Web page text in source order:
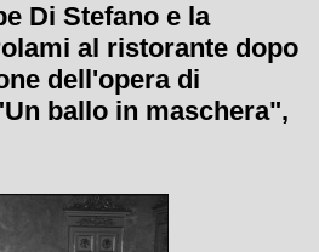
Di Stefano e la
al ristorante dopo
dell'opera di
ballo in maschera",
Wallmann con la
la stagione
Teatro alla Scala